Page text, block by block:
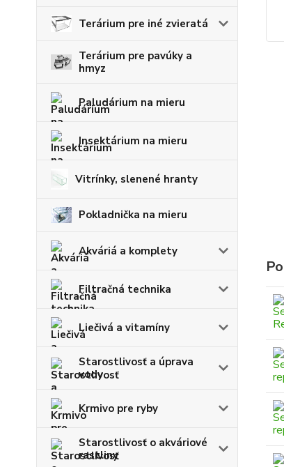
Terárium pre iné zvieratá
Terárium pre pavúky a
hmyz
Paludárium na mieru
Insektárium na mieru
Vitrínky, slenené hranty
Pokladnička na mieru
Akváriá a komplety
Filtračná technika
Liečivá a vitamíny
Starostlivosť a úprava
vody
Krmivo pre ryby
Starostlivosť o akváriové
rastliny